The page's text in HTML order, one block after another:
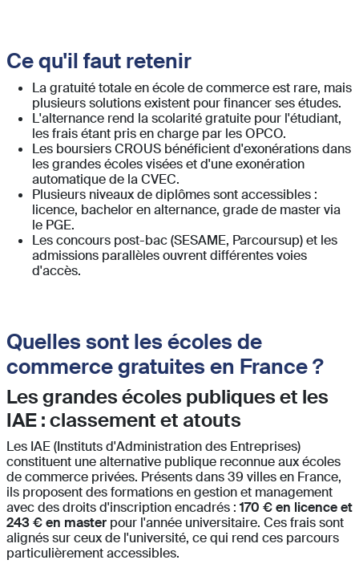
Ce qu'il faut retenir
La gratuité totale en école de commerce est rare, mais
plusieurs solutions existent pour financer ses études.
L'alternance rend la scolarité gratuite pour l'étudiant,
les frais étant pris en charge par les OPCO.
Les boursiers CROUS bénéficient d'exonérations dans
les grandes écoles visées et d'une exonération
automatique de la CVEC.
Plusieurs niveaux de diplômes sont accessibles :
licence, bachelor en alternance, grade de master via
le PGE.
Les concours post-bac (SESAME, Parcoursup) et les
admissions parallèles ouvrent différentes voies
d'accès.
Quelles sont les écoles de
commerce gratuites en France ?
Les grandes écoles publiques et les
IAE : classement et atouts
Les IAE (Instituts d'Administration des Entreprises)
constituent une alternative publique reconnue aux écoles
de commerce privées. Présents dans 39 villes en France,
ils proposent des formations en gestion et management
avec des droits d'inscription encadrés : 170 € en licence et
243 € en master pour l'année universitaire. Ces frais sont
alignés sur ceux de l'université, ce qui rend ces parcours
particulièrement accessibles.